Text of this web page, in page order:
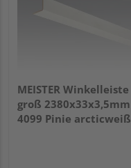
MEISTER Winkelleiste
groß 2380x33x3,5mm
4099 Pinie arcticweiß